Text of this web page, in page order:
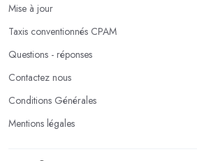
Mise à jour
Taxis conventionnés CPAM
Questions - réponses
Contactez nous
Conditions Générales
Mentions légales